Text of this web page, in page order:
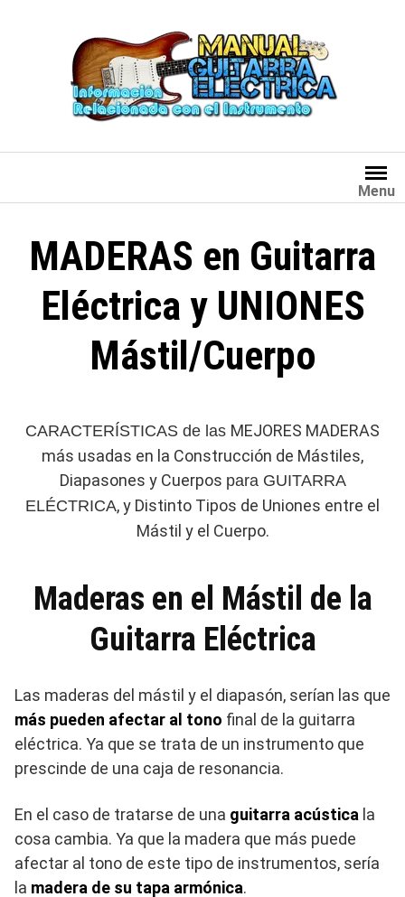
Menu
MADERAS en Guitarra
Eléctrica y UNIONES
Mástil/Cuerpo
CARACTERÍSTICAS de las MEJORES MADERAS
más usadas en la Construcción de Mástiles,
Diapasones y Cuerpos para GUITARRA
ELÉCTRICA, y Distinto Tipos de Uniones entre el
Mástil y el Cuerpo.
Maderas en el Mástil de la
Guitarra Eléctrica
Las maderas del mástil y el diapasón, serían las que
más pueden afectar al tono final de la guitarra
eléctrica. Ya que se trata de un instrumento que
prescinde de una caja de resonancia.
En el caso de tratarse de una guitarra acústica la
cosa cambia. Ya que la madera que más puede
afectar al tono de este tipo de instrumentos, sería
la madera de su tapa armónica.